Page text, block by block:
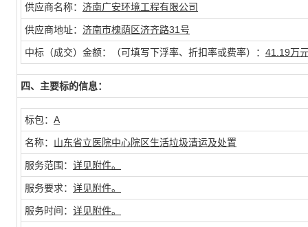
供应商名称： 济南广安环境工程有限公司
供应商地址： 济南市槐荫区济齐路31号
中标（成交）金额：（可填写下浮率、折扣率或费率）： 41.19万
四、主要标的信息：
标包： A
名称： 山东省立医院中心院区生活垃圾清运及处置
服务范围： 详见附件。
服务要求： 详见附件。
服务时间： 详见附件。